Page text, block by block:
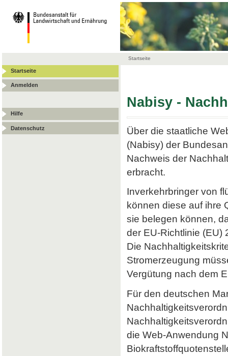
Startseite
Startseite
Anmelden
Hilfe
Datenschutz
Nabisy -
Über die staatliche
(Nabisy) der
Nachweis der
erbracht.
Inverkehrbringer von
können diese auf ihre
sie belegen können,
der EU-Richtlinie (EU)
Die
Stromerzeugung
Vergütung nach dem
Für den deutschen
die Web-Anwendung